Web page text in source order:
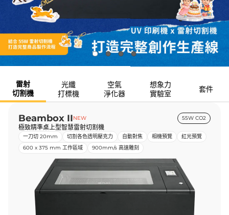
雷射
切割機
光纖
打標機
空氣
淨化器
想象力
實驗室
套件
Beambox IINEW 55W CO2
極致精準桌上型智慧雷射切割機
一刀切 20mm 切割各色透明壓克力 自動對焦 相機預覽
紅光預覽
600 x 375 mm 工作區域
900mm/s 高速雕刻